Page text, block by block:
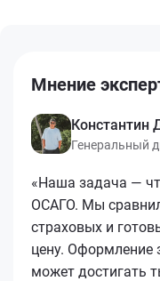
Мнение
Константин
Генеральный
«Наша задача —
ОСАГО. Мы
страховых и
цену. Оформление
может достигать